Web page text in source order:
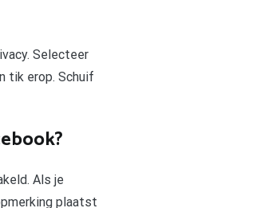
Selecteer
tik erop. Schuif
Als je
plaatst